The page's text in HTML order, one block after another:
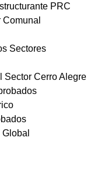
PRC
Sectores
Sector Cerro Alegre